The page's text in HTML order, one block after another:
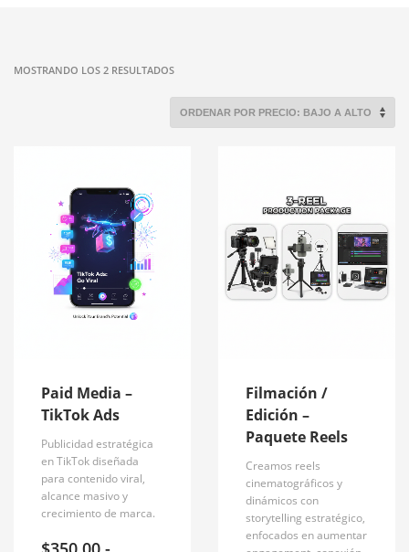
MOSTRANDO LOS 2 RESULTADOSORDENADO
BAJO
Paid Media –
TikTok Ads
Publicidad estratégica
en TikTok diseñada
para contenido viral,
alcance masivo y
crecimiento de marca.
Filmación /
Edición –
Paquete Reels
Creamos reels
cinematográficos y
dinámicos con
storytelling estratégico,
enfocados en aumentar